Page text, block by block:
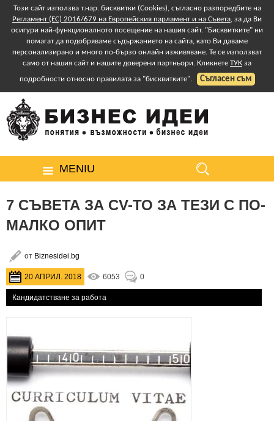
Този сайт използва т.нар. бисквитки (Cookies), съгласно разпоредбите на
Регламент (ЕС) 2016/679 на Европейския парламент и на Съвета, за да Ви
осигури най-функционалното посещение на нашия сайт. "Бисквитките" ни
помагат да подобряваме съдържанието на сайта, като Ви даваме
персонализирано и много по-бързо онлайн изживяване. Те се използват
само от нашия сайт и нашите доверени партньори. Кликнете ТУК за
подробности относно правилата за "бисквитките".
Съгласен съм
MENIU
7 СЪВЕТА ЗА CV-ТО ЗА ТЕЗИ С ПО-
МАЛКО ОПИТ
от Biznesidei.bg
6053 0
20 АПРИЛ. 2018
Кандидатстване за работа